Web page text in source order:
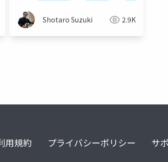
Shotaro Suzuki 2.9K
用規約 プライバシーポリシー サ